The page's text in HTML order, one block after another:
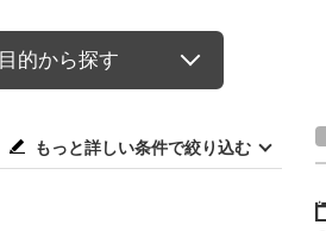
目的から探す
もっと詳しい条件で絞り込む